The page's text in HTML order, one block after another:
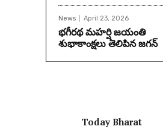
News April 23, 2026
భగీరథ మహర్షి జయంతి
శుభాకాంక్షలు తెలిపిన జగన్‌
Today Bharat